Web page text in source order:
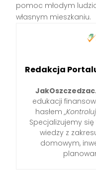
pomoc młodym
własnym mieszkaniu.
Redakcja
edukacji
hasłem
Specjalizujemy
wiedzy z
domowym,